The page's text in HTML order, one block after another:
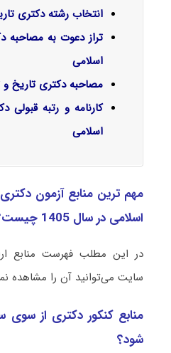
انتخاب رشته دکتری
تراز دعوت به مصاحبه
اسلامی
مصاحبه دکتری تاریخ
کارنامه و رتبه
اسلامی
مهم ترین منابع آزمون
اسلامی در سال 1405 چیست؟
در این مطلب فهرست منابع
سایت می‌توانید آن را مشاهده
منابع کنکور دکتری از
شود؟